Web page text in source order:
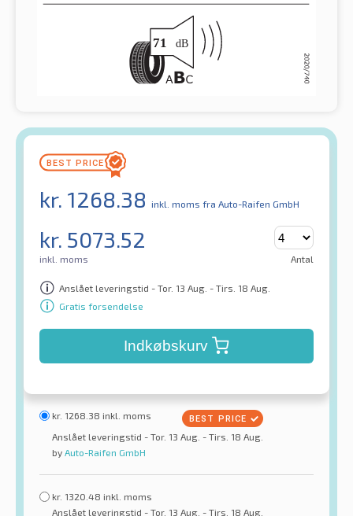
kr. 1268.38 inkl. moms fra Auto-Raifen GmbH
kr. 5073.52
inkl. moms Antal
Anslået leveringstid - Tor. 13 Aug. - Tirs. 18 Aug.
Gratis forsendelse
Indkøbskurv
kr. 1268.38 inkl. moms
Anslået leveringstid - Tor. 13 Aug. - Tirs. 18 Aug.
by Auto-Raifen GmbH
kr. 1320.48 inkl. moms
Anslået leveringstid - Tor. 13 Aug. - Tirs. 18 Aug.